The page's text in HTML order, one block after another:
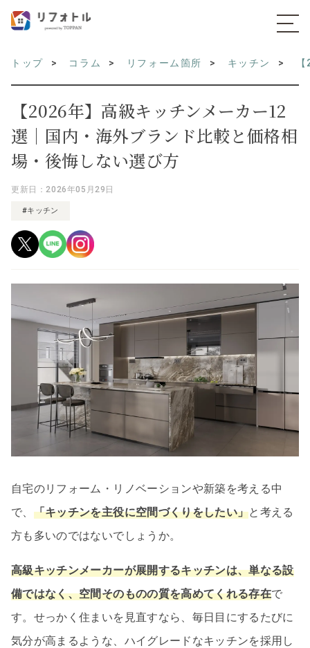
トップ コラム リフォーム箇所 キッチン
【2026年】高級キッチンメーカー12
選｜国内・海外ブランド比較と価格相
場・後悔しない選び方
更新日：2026年05月29日
#キッチン
自宅のリフォーム・リノベーションや新築を考える中
で、 「キッチンを主役に空間づくりをしたい」と考える
方も多いのではないでしょうか。
高級キッチンメーカーが展開するキッチンは、単なる設
備ではなく、空間そのものの質を高めてくれる存在で
す。せっかく住まいを見直すなら、毎日目にするたびに
気分が高まるような、ハイグレードなキッチンを採用し